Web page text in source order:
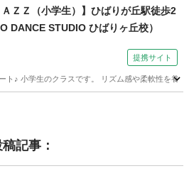
ダンス 踊ってみた
ＡＺＺ（小学生）】ひばりが丘駅徒歩2
DANCE STUDIO ひばりヶ丘校）
提携サイト
ト♪ 小学生のクラスです。 リズム感や柔軟性を養
記事：